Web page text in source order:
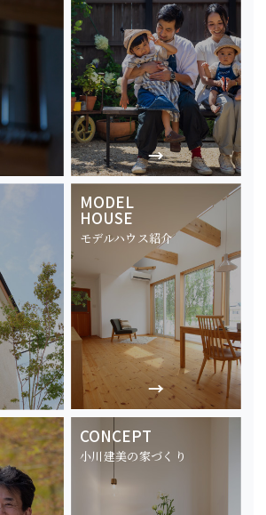
MODEL
HOUSE
モデルハウス紹介
CONCEPT
小川建美の家づくり